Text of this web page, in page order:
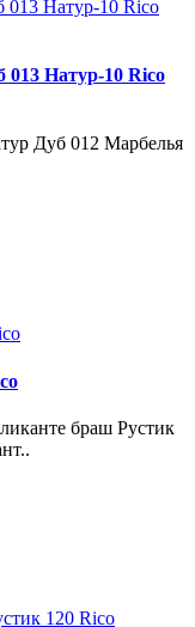
013 Натур-10 Rico
Дуб 012 Марбелья
браш Рустик